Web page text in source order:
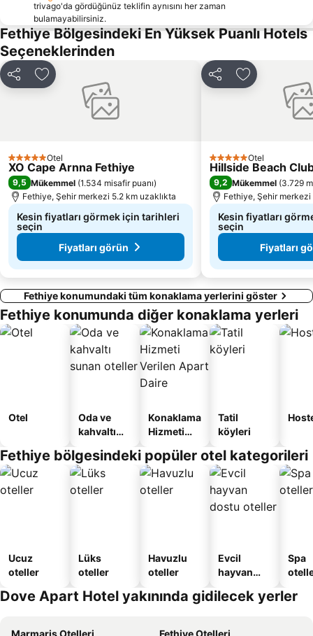
Culture and Art Festival in Oludeniz
Kaunos
Kaya Mezarları
Dalyan Camii
Tlos
Kadıköy
Literature Days in Oludeniz
Eşen
Skopea Marina
trivago'da gördüğünüz teklifin aynısını her zaman
bulamayabilirsiniz.
Fethiye Bölgesindeki En Yüksek Puanlı Hotels
Seçeneklerinden
Paylaş Favorilerime ekle
5 Yıldız Otel
XO Cape Arnna Fethiye
9,5 Mükemmel (1.534 misafir puanı)
Fethiye, Şehir merkezi 5.2 km uzaklıkta
Kesin fiyatları görmek için tarihleri
seçin
Fiyatları görün
Paylaş Favorilerime
5 Yıldız Otel
Hillside Beach
9,2 Mükemmel (3.729
Fethiye, Şehir
Kesin fiyatları
seçin
Fiyatları
Fethiye konumundaki tüm konaklama yerlerini göster
Fethiye konumunda diğer konaklama yerleri
Otel
Oda ve
kahvaltı
oteller
Konaklama
Hizmeti
Apart
Daire
Tatil
köyleri
Fethiye bölgesindeki popüler otel kategorileri
Ucuz
oteller
Lüks
oteller
Havuzlu
oteller
Evcil
hayvan
oteller
Spa
Dove Apart Hotel yakınında gidilecek yerler